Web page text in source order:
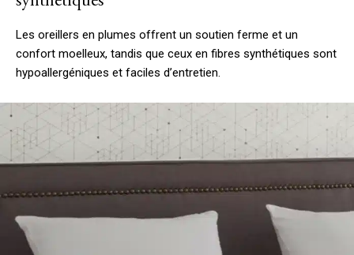
Les oreillers en plumes offrent un soutien ferme et un
confort moelleux, tandis que ceux en fibres synthétiques sont
hypoallergéniques et faciles d’entretien.